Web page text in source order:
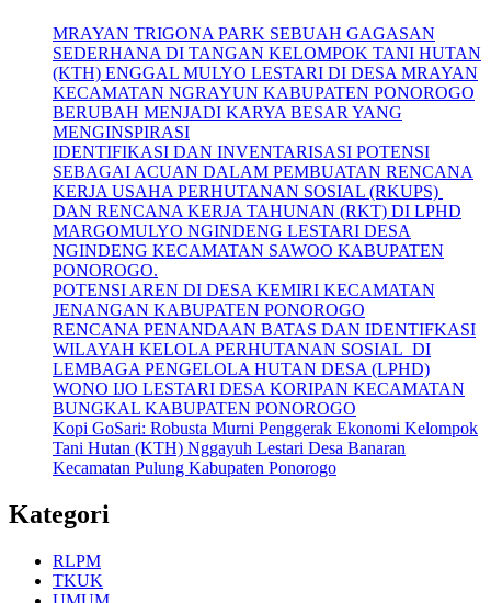
MRAYAN TRIGONA PARK SEBUAH GAGASAN
SEDERHANA DI TANGAN KELOMPOK TANI HUTAN
(KTH) ENGGAL MULYO LESTARI DI DESA MRAYAN
KECAMATAN NGRAYUN KABUPATEN PONOROGO
BERUBAH MENJADI KARYA BESAR YANG
MENGINSPIRASI
IDENTIFIKASI DAN INVENTARISASI POTENSI
SEBAGAI ACUAN DALAM PEMBUATAN RENCANA
KERJA USAHA PERHUTANAN SOSIAL (RKUPS)
DAN RENCANA KERJA TAHUNAN (RKT) DI LPHD
MARGOMULYO NGINDENG LESTARI DESA
NGINDENG KECAMATAN SAWOO KABUPATEN
PONOROGO.
POTENSI AREN DI DESA KEMIRI KECAMATAN
JENANGAN KABUPATEN PONOROGO
RENCANA PENANDAAN BATAS DAN IDENTIFKASI
WILAYAH KELOLA PERHUTANAN SOSIAL DI
LEMBAGA PENGELOLA HUTAN DESA (LPHD)
WONO IJO LESTARI DESA KORIPAN KECAMATAN
BUNGKAL KABUPATEN PONOROGO
Kopi GoSari: Robusta Murni Penggerak Ekonomi Kelompok
Tani Hutan (KTH) Nggayuh Lestari Desa Banaran
Kecamatan Pulung Kabupaten Ponorogo
Kategori
RLPM
TKUK